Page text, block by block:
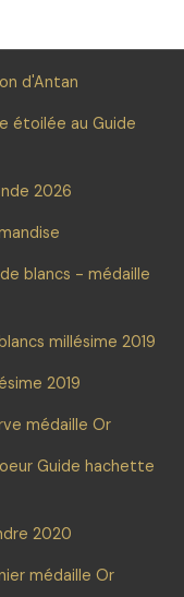
d'Antan
étoilée au Guide
2026
blancs - médaille
millésime 2019
2019
médaille Or
Guide hachette
2020
médaille Or